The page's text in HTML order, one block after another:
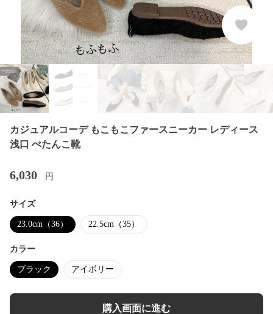
カジュアルコーデ もこもこファースニーカー レディース
浅口 ぺたんこ靴
6,030 円
サイズ
23.0cm（36） 22.5cm（35）
カラー
ブラック アイボリー
購入画面に進む